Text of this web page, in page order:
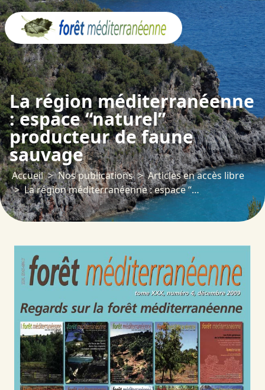
La région méditerranéenne
: espace “naturel”
producteur de faune
sauvage
Accueil Nos publications
Articles en accès libre
La région méditerranéenne : espace “naturel” producteur de faune sauvage
Panneau de gestion des cookies